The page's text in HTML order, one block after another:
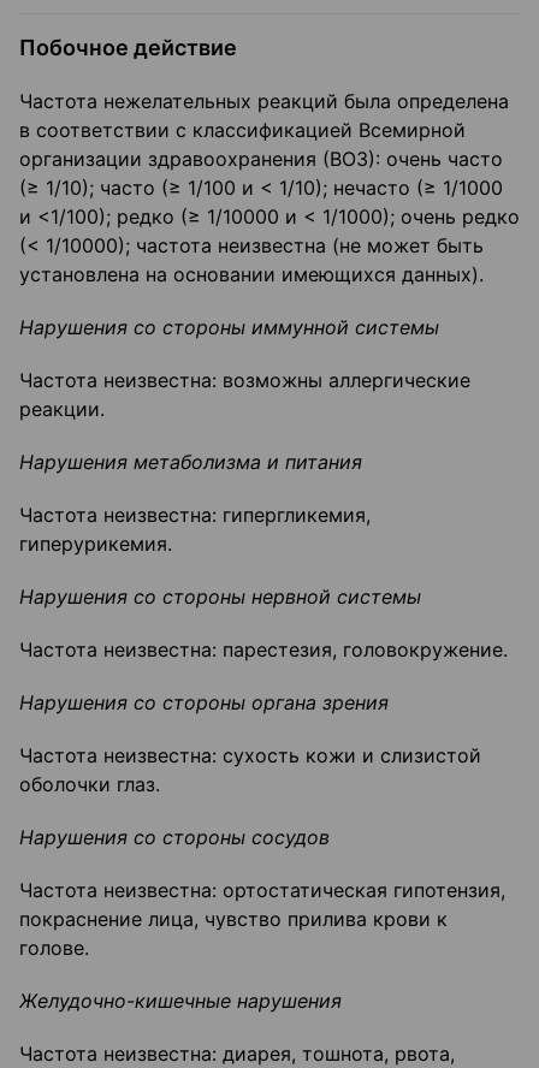
Побочное действие
Частота нежелательных реакций была определена
в соответствии с классификацией Все­мирной
организации здравоохранения (ВОЗ): очень часто
(≥ 1/10); часто (≥ 1/100 и < 1/10); нечасто (≥ 1/1000
и <1/100); редко (≥ 1/10000 и < 1/1000); очень редко
(< 1/10000); частота неизвестна (не может быть
установлена на основании имеющихся данных).
Нарушения со стороны иммунной системы
Частота неизвестна: возможны аллергические
реакции.
Нарушения метаболизма и питания
Частота неизвестна: гипергликемия,
гиперурикемия.
Нарушения со стороны нервной системы
Частота неизвестна: парестезия, головокружение.
Нарушения со стороны органа зрения
Частота неизвестна: сухость кожи и слизистой
оболочки глаз.
Нарушения со стороны сосудов
Частота неизвестна: ортостатическая гипотензия,
покраснение лица, чувство прилива кро­ви к
голове.
Желудочно-кишечные нарушения
Частота неизвестна: диарея, тошнота, рвота,